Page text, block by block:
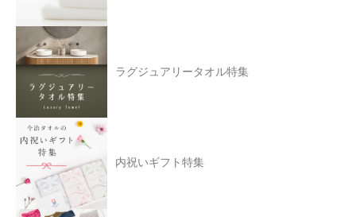
ラグジュアリータオル特集
内祝いギフト特集